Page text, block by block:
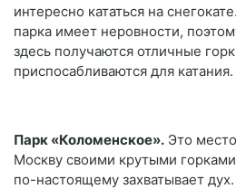
интересно кататься на
парка имеет неровности,
здесь получаются отличные
приспосабливаются для катания.
Парк «Коломенское». Это
Москву своими крутыми
по-настоящему захватывает